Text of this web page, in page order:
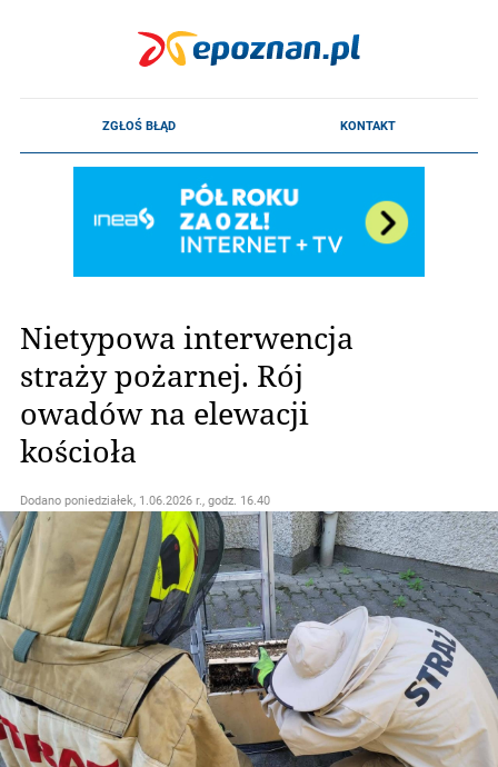
Nietypowa interwencja
straży pożarnej. Rój
owadów na elewacji
kościoła
Dodano poniedziałek, 1.06.2026 r., godz. 16.40